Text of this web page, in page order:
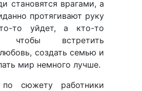
становятся врагами, а
протягивают руку
то уйдет, а кто-то
чтобы встретить
создать семью и
мир немного лучше.
сюжету работники